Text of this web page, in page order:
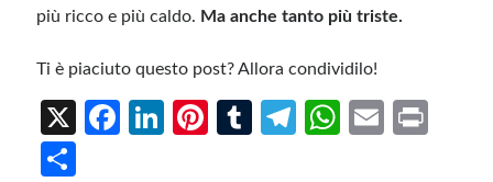
più ricco e più caldo. Ma anche tanto più triste.
Ti è piaciuto questo post? Allora condividilo!
X
Fa
Li
Pi
T
Te
W
E